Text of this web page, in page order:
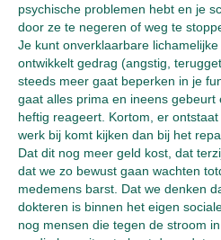
psychische problemen hebt en je
door ze te negeren of weg te
Je kunt onverklaarbare
ontwikkelt gedrag (angstig,
steeds meer gaat beperken in je
gaat alles prima en ineens gebeurt
heftig reageert. Kortom, er
werk bij komt kijken dan bij het
Dat dit nog meer geld kost, dat
dat we zo bewust gaan wachten
medemens barst. Dat we denken
dokteren is binnen het eigen
nog mensen die tegen de stroom